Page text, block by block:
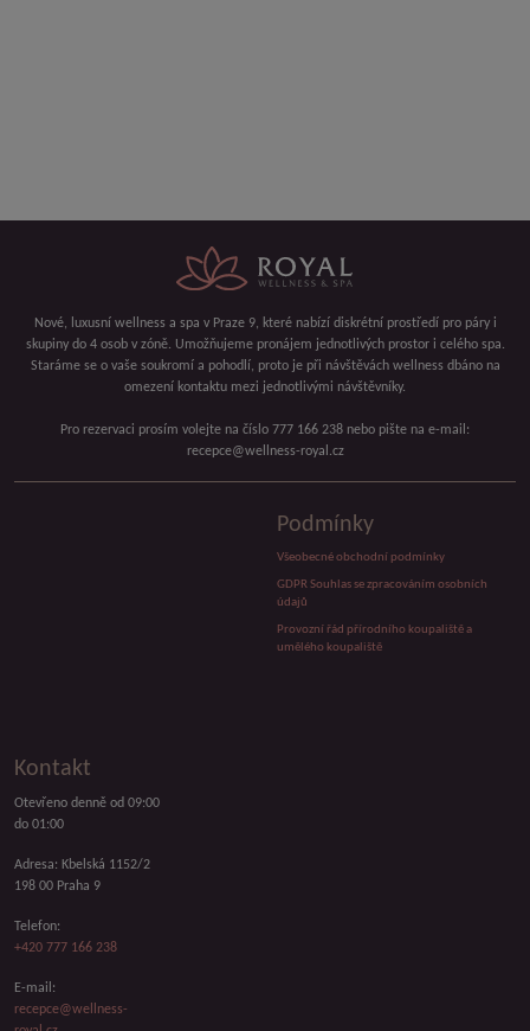
Nové, luxusní wellness a spa v Praze 9, které nabízí diskrétní prostředí pro páry i
skupiny do 4 osob v zóně. Umožňujeme pronájem jednotlivých prostor i celého spa.
Staráme se o vaše soukromí a pohodlí, proto je při návštěvách wellness dbáno na
omezení kontaktu mezi jednotlivými návštěvníky.
Pro rezervaci prosím volejte na číslo 777 166 238 nebo pište na e-mail:
recepce@wellness-royal.cz
Podmínky
Všeobecné obchodní podmínky
GDPR Souhlas se zpracováním osobních
údajů
Provozní řád přírodního koupaliště a
umělého koupaliště
Kontakt
Otevřeno denně od 09:00
do 01:00
Adresa: Kbelská 1152/2
198 00 Praha 9
Telefon:
+420 777 166 238
E-mail:
recepce@wellness-